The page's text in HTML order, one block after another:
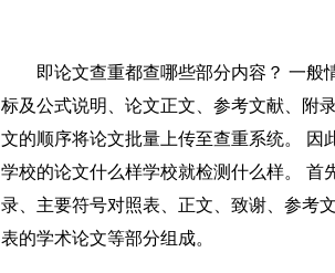
即论文查重都查哪些部分内容？ 一般
标及公式说明、论文正文、参考文献、附
文的顺序将论文批量上传至查重系统。 因
学校的论文什么样学校就检测什么样。 首
录、主要符号对照表、正文、致谢、参考
表的学术论文等部分组成。